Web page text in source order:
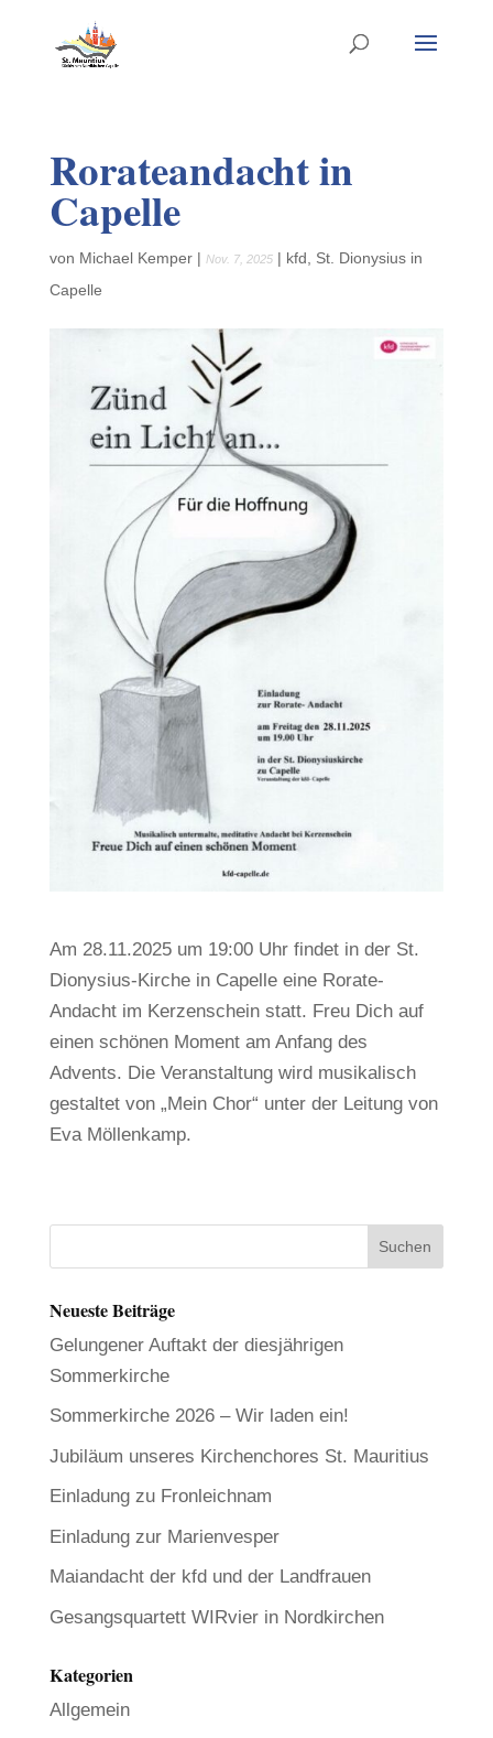
Rorateandacht in
Capelle
von Michael Kemper| Nov. 7, 2025| kfd
St. Dionysius in
Capelle
Am 28.11.2025 um 19:00 Uhr findet in der St.
Dionysius-Kirche in Capelle eine Rorate-
Andacht im Kerzenschein statt. Freu Dich auf
einen schönen Moment am Anfang des
Advents. Die Veranstaltung wird musikalisch
gestaltet von „Mein Chor“ unter der Leitung von
Eva Möllenkamp.
Neueste Beiträge
Gelungener Auftakt der diesjährigen
Sommerkirche
Sommerkirche 2026 – Wir laden ein!
Jubiläum unseres Kirchenchores St. Mauritius
Einladung zu Fronleichnam
Einladung zur Marienvesper
Maiandacht der kfd und der Landfrauen
Gesangsquartett WIRvier in Nordkirchen
Kategorien
Allgemein